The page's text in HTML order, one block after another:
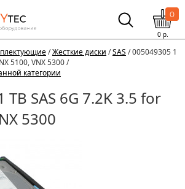
0
0р.
/Жесткие диски /SAS / 005049305 1
5100, VNX 5300 /
категории
TB SAS 6G 7.2K 3.5 for
5300